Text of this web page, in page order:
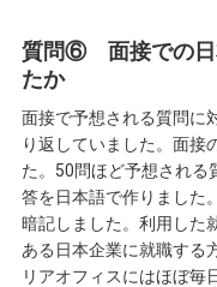
質問⑥ 面接での日
たか
面接で予想される質問に
り返していました。面接
た。50問ほど予想される
答を日本語で作りました
暗記しました。利用した
ある日本企業に就職する
リアオフィスにはほぼ毎